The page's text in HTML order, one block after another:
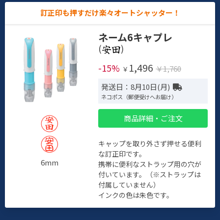
訂正印も押すだけ楽々オートシャッター！
6mm
ネーム6キャプレ
(
)
-15% ￥ 1,496 ￥1,760
発送日：8月10日(月)
ネコポス（郵便受けへお届け）
商品詳細・ご注文
キャップを取り外さず押せる便利
な訂正印です。
携帯に便利なストラップ用の穴が
付いています。（※ストラップは
付属していません）
インクの色は朱色です。